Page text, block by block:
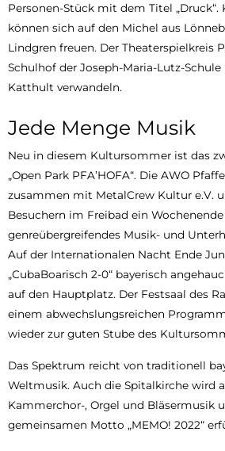
Personen-Stück mit dem Titel „Druck“.
können sich auf den Michel aus
Lindgren freuen. Der Theaterspielkreis
Schulhof der Joseph-Maria-Lutz-
Katthult verwandeln.
Jede Menge Musik
Neu in diesem Kultursommer ist das
„Open Park PFA’HOFA“. Die AWO
zusammen mit MetalCrew Kultur e.V.
Besuchern im Freibad ein
genreübergreifendes Musik- und
Auf der Internationalen Nacht Ende
„CubaBoarisch 2-0“ bayerisch
auf den Hauptplatz. Der Festsaal des
einem abwechslungsreichen
wieder zur guten Stube des
Das Spektrum reicht von traditionell
Weltmusik. Auch die Spitalkirche wird
Kammerchor-, Orgel und Bläsermusik
gemeinsamen Motto „MEMO! 2022“